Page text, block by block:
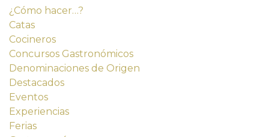
¿Cómo hacer…?
Catas
Cocineros
Concursos Gastronómicos
Denominaciones de Origen
Destacados
Eventos
Experiencias
Ferias